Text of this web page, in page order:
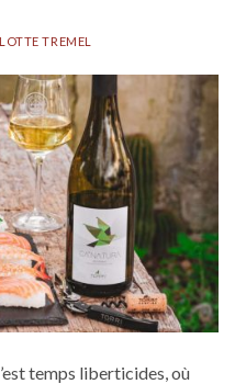
TREMEL
temps liberticides, où